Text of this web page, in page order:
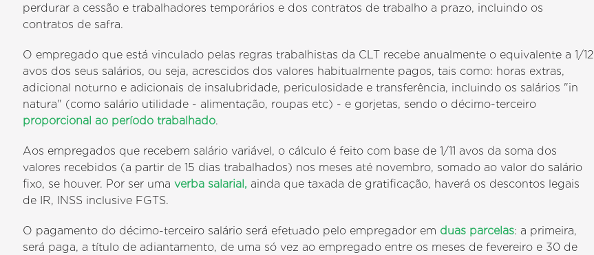
perdurar a cessão e trabalhadores temporários e dos contratos de trabalho a prazo, incluindo os
contratos de safra.
O empregado que está vinculado pelas regras trabalhistas da CLT recebe anualmente o equivalente a 1/12
avos dos seus salários, ou seja, acrescidos dos valores habitualmente pagos, tais como: horas extras,
adicional noturno e adicionais de insalubridade, periculosidade e transferência, incluindo os salários "in
natura" (como salário utilidade - alimentação, roupas etc) - e gorjetas, sendo o décimo-terceiro
proporcional ao período trabalhado.
Aos empregados que recebem salário variável, o cálculo é feito com base de 1/11 avos da soma dos
valores recebidos (a partir de 15 dias trabalhados) nos meses até novembro, somado ao valor do salário
fixo, se houver. Por ser umaverba salarial, ainda que taxada de gratificação, haverá os descontos legais
de IR, INSS inclusive FGTS.
O pagamento do décimo-terceiro salário será efetuado pelo empregador em duas parcelas: a primeira,
será paga, a título de adiantamento, de uma só vez ao empregado entre os meses de fevereiro e 30 de